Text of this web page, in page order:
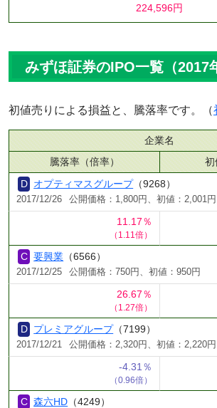
224,596円
みずほ証券のIPO一覧（2017
初値売りによる損益と、騰落率です。（
企業名
騰落率（倍率）
初
オプティマスグループ（9268）
2017/12/26 公開価格：1,800円、初値：2,001円
11.17％
（1.11倍）
要興業 （6566）
2017/12/25 公開価格：750円、初値：950円
26.67％
（1.27倍）
プレミアグループ（7199）
2017/12/21 公開価格：2,320円、初値：2,220円
-4.31％
（0.96倍）
森六HD （4249）